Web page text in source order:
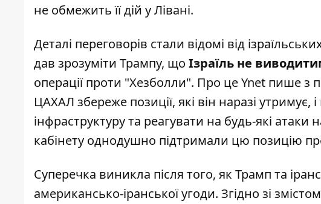
не обмежить її дій у Лівані.
Деталі переговорів стали відомі від
дав зрозуміти Трампу, що Ізраїль не
операції проти "Хезболли". Про цеYnet пише з
ЦАХАЛ збереже позиції, які він наразі
інфраструктуру та реагувати на будь-які атаки
кабінету однодушно підтримали цю позицію
Суперечка виникла після того, як Трамп та
американсько-іранської угоди. Згідно зі